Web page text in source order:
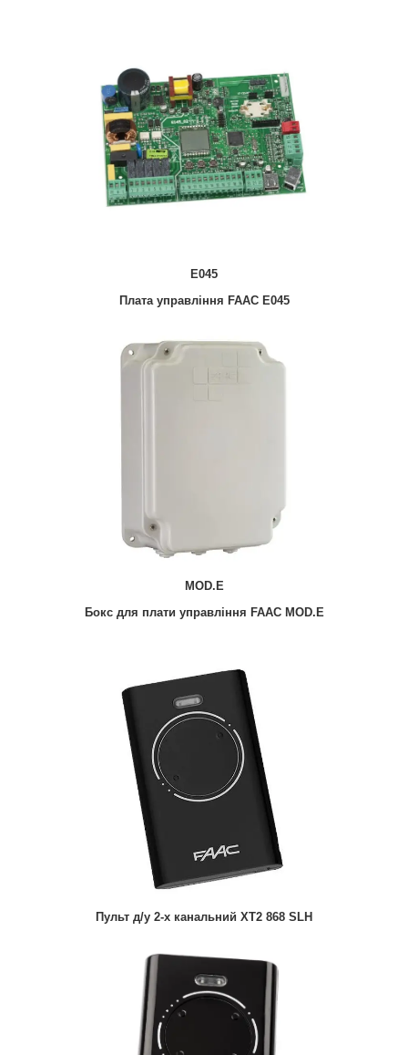
E045
Плата управління FAAC E045
MOD.E
Бокс для плати управління FAAC MOD.E
Пульт д/у 2-х канальний XT2 868 SLH